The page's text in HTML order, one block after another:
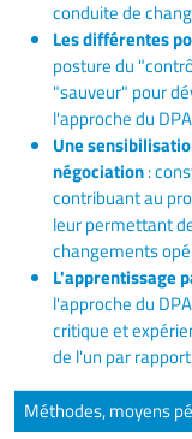
conduite de
Les différentes
posture du
"sauveur" pour
l'approche du
Une
négociation:
contribuant au
leur permettant
changements
L'apprentissage
l'approche du
critique et
de l'un par
Méthodes, moyens